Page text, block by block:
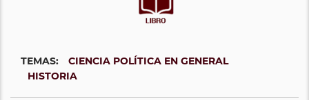
TEMAS:
CIENCIA POLÍTICA EN GENERAL
HISTORIA